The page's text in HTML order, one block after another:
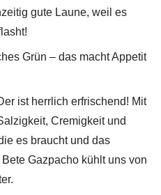
gute Laune, weil es
Grün – das macht Appetit
ist herrlich erfrischend! Mit
Cremigkeit und
es braucht und das
Gazpacho kühlt uns von